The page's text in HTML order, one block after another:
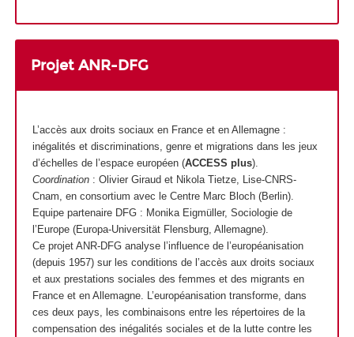
Projet ANR-DFG
L’accès aux droits sociaux en France et en Allemagne :
inégalités et discriminations, genre et migrations dans les jeux
d’échelles de l’espace européen (ACCESS plus).
Coordination : Olivier Giraud et Nikola Tietze, Lise-CNRS-
Cnam, en consortium avec le Centre Marc Bloch (Berlin).
Equipe partenaire DFG : Monika Eigmüller, Sociologie de
l’Europe (Europa-Universität Flensburg, Allemagne).
Ce projet ANR-DFG analyse l’influence de l’européanisation
(depuis 1957) sur les conditions de l’accès aux droits sociaux
et aux prestations sociales des femmes et des migrants en
France et en Allemagne. L’européanisation transforme, dans
ces deux pays, les combinaisons entre les répertoires de la
compensation des inégalités sociales et de la lutte contre les